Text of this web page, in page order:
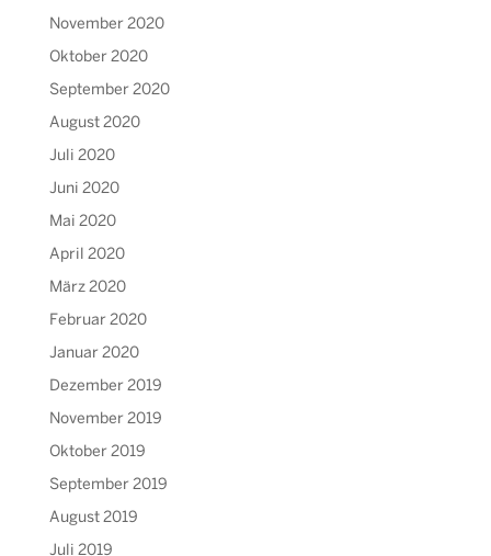
November 2020
Oktober 2020
September 2020
August 2020
Juli 2020
Juni 2020
Mai 2020
April 2020
März 2020
Februar 2020
Januar 2020
Dezember 2019
November 2019
Oktober 2019
September 2019
August 2019
Juli 2019